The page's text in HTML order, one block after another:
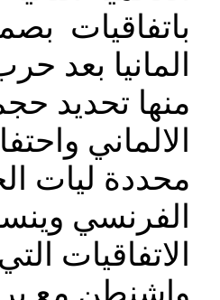
باتفاقيات
منها تحديد
الالماني
محددة ليات
الفرنسي
الاتفاقيات